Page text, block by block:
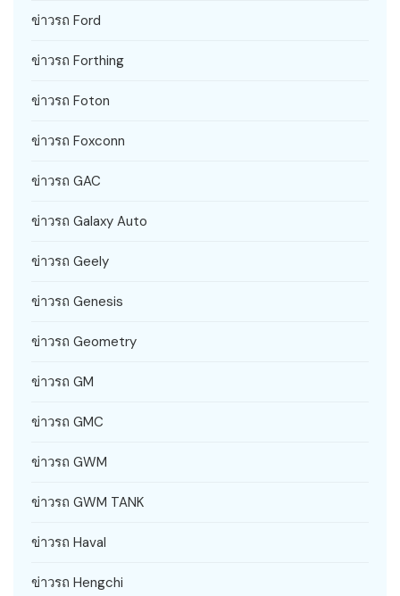
ข่าวรถ Ford
ข่าวรถ Forthing
ข่าวรถ Foton
ข่าวรถ Foxconn
ข่าวรถ GAC
ข่าวรถ Galaxy Auto
ข่าวรถ Geely
ข่าวรถ Genesis
ข่าวรถ Geometry
ข่าวรถ GM
ข่าวรถ GMC
ข่าวรถ GWM
ข่าวรถ GWM TANK
ข่าวรถ Haval
ข่าวรถ Hengchi